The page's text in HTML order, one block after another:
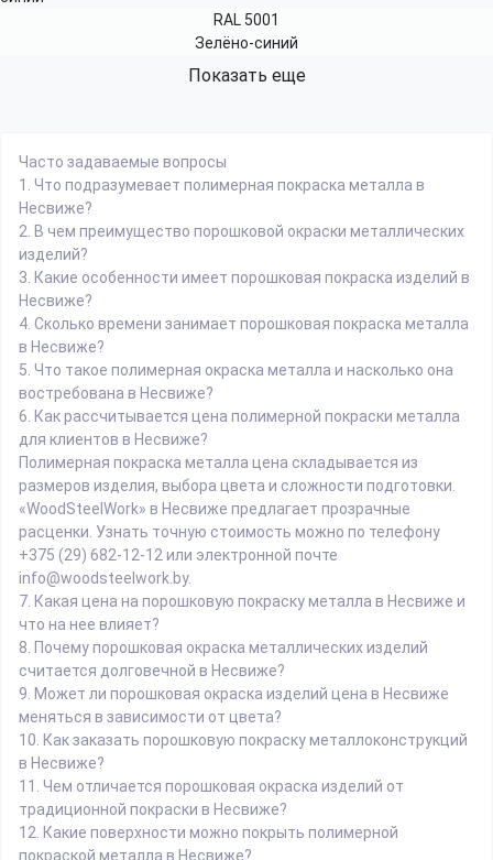
RAL 5001
Зелёно-синий
Показать еще
Часто задаваемые вопросы
1. Что подразумевает полимерная покраска металла в
Несвиже?
2. В чем преимущество порошковой окраски металлических
изделий?
3. Какие особенности имеет порошковая покраска изделий в
Несвиже?
4. Сколько времени занимает порошковая покраска металла
в Несвиже?
5. Что такое полимерная окраска металла и насколько она
востребована в Несвиже?
6. Как рассчитывается цена полимерной покраски металла
для клиентов в Несвиже?
Полимерная покраска металла цена складывается из
размеров изделия, выбора цвета и сложности подготовки.
«WoodSteelWork» в Несвиже предлагает прозрачные
расценки. Узнать точную стоимость можно по телефону
+375 (29) 682-12-12 или электронной почте
info@woodsteelwork.by.
7. Какая цена на порошковую покраску металла в Несвиже и
что на нее влияет?
8. Почему порошковая окраска металлических изделий
считается долговечной в Несвиже?
9. Может ли порошковая окраска изделий цена в Несвиже
меняться в зависимости от цвета?
10. Как заказать порошковую покраску металлоконструкций
в Несвиже?
11. Чем отличается порошковая окраска изделий от
традиционной покраски в Несвиже?
12. Какие поверхности можно покрыть полимерной
покраской металла в Несвиже?